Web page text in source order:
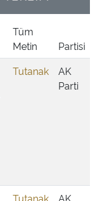
Tüm
Metin
Partisi
Tutanak
AK
Parti
Tutanak
AK